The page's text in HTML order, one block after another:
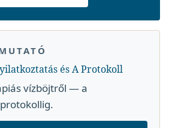
és A Protokoll
vízböjtről — a